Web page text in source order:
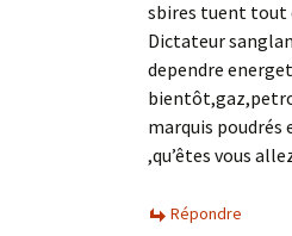
sbires tuent tout
Dictateur
dependre
marquis poudrés
,qu’êtes vous
Répondre